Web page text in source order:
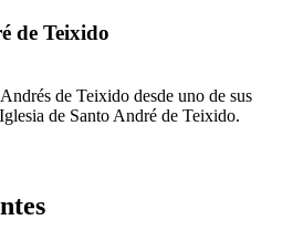
de Teixido
de Teixido desde uno de sus
de Santo André de Teixido.